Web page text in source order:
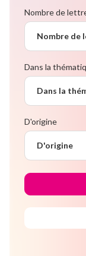
Nombre de
Nombre de
Dans la
Dans la
D'origine
D'origine